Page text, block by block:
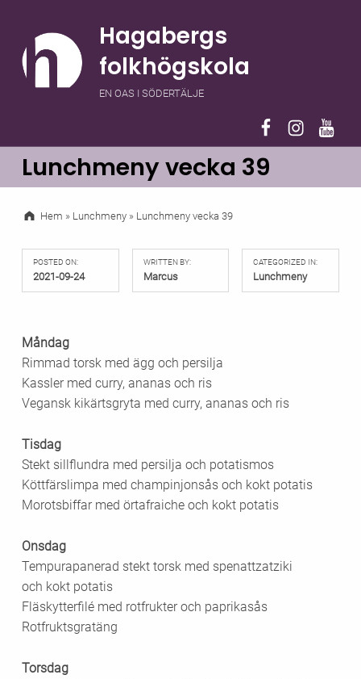
Hagabergs
folkhögskola
EN OAS I SÖDERTÄLJE
Lunchmeny vecka 39
Hem » Lunchmeny» Lunchmeny vecka 39
POSTED ON:
2021-09-24
WRITTEN BY:
Marcus
CATEGORIZED IN:
Lunchmeny
Måndag
Rimmad torsk med ägg och persilja
Kassler med curry, ananas och ris
Vegansk kikärtsgryta med curry, ananas och ris
Tisdag
Stekt sillflundra med persilja och potatismos
Köttfärslimpa med champinjonsås och kokt potatis
Morotsbiffar med örtafraiche och kokt potatis
Onsdag
Tempurapanerad stekt torsk med spenattzatziki
och kokt potatis
Fläskytterfilé med rotfrukter och paprikasås
Rotfruktsgratäng
Torsdag